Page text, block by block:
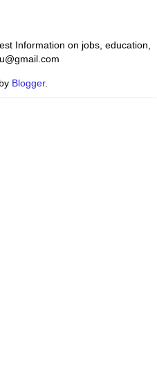
Information on jobs, education,
Blogger.